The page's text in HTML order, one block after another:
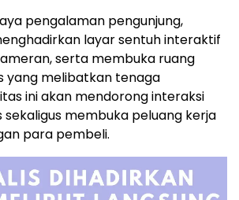
pengalaman pengunjung,
layar sentuh interaktif
serta membuka ruang
yang melibatkan tenaga
ini akan mendorong interaksi
sekaligus membuka peluang kerja
para pembeli.